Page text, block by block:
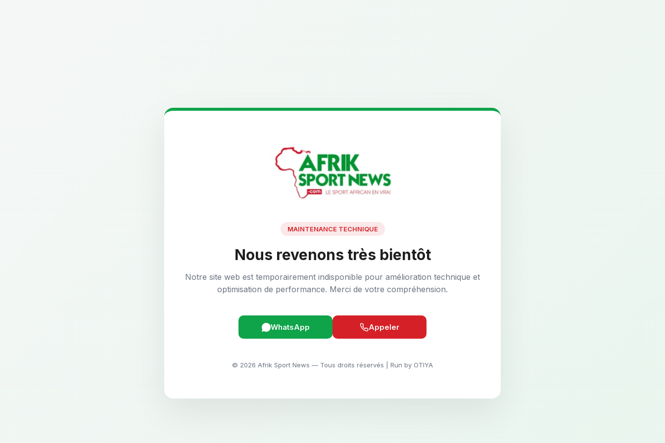
MAINTENANCE TECHNIQUE
Nous revenons très bientôt
Notre site web est temporairement indisponible pour amélioration technique et
optimisation de performance. Merci de votre compréhension.
WhatsApp Appeler
© 2026 Afrik Sport News — Tous droits réservés | Run by OTIYA